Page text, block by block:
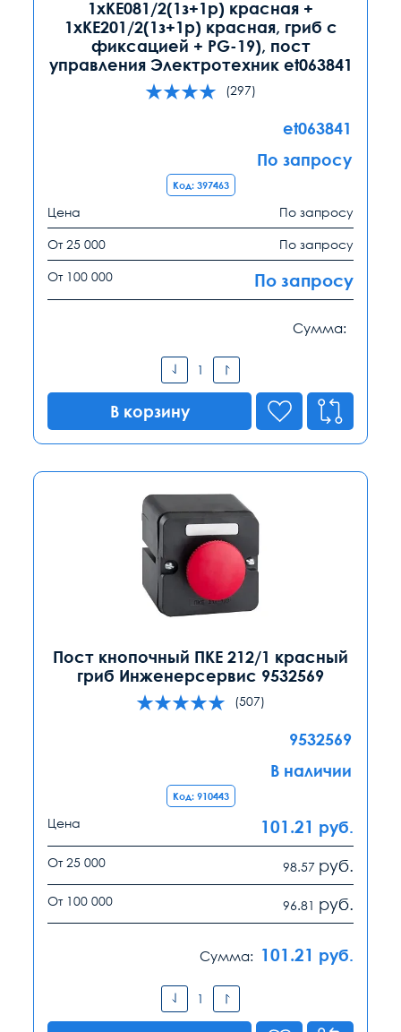
1хКЕ081/2(1з+1р) красная +
1хКЕ201/2(1з+1р) красная, гриб с
фиксацией + PG-19), пост
управления Электротехник et063841
(297)
et063841
По запросу
Код: 397463
Цена По запросу
От 25 000 По запросу
От 100 000 По запросу
Сумма:
В корзину
Пост кнопочный ПКЕ 212/1 красный
гриб Инженерсервис 9532569
(507)
9532569
В наличии
Код: 910443
Цена 101.21 руб.
От 25 000 98.57 руб.
От 100 000 96.81 руб.
Сумма: 101.21 руб.